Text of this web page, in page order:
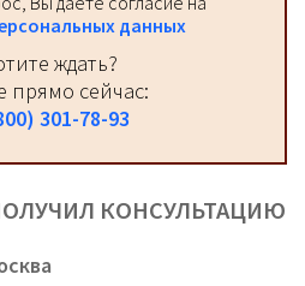
данных
ждать?
прямо сейчас:
301-78-93
КОНСУЛЬТАЦИЮ